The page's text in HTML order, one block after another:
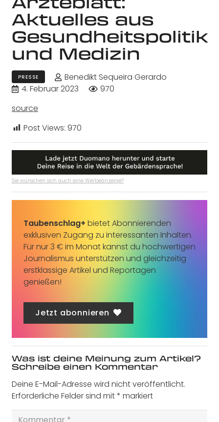
Aktuelles aus
Gesundheitspolitik
und Medizin
PRESSE
Benedikt Sequeira Gerardo
4. Februar 2023
970
source
Post Views: 970
Sie wünschen sich auch eine Werbeanzeige?
Taubenschlag+ bietet Abonnierenden
exklusiven Zugang zu interessanten Inhalten.
Für nur 3 € im Monat kannst du hochwertigen
Journalismus unterstützen und gleichzeitig
erstklassige Artikel und Reportagen
genießen!
Jetzt abonnieren
Was ist deine Meinung zum Artikel?
Schreibe einen Kommentar
Deine E-Mail-Adresse wird nicht veröffentlicht.
Erforderliche Felder sind mit* markiert